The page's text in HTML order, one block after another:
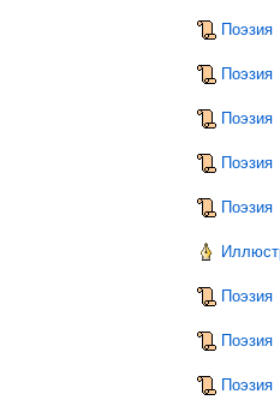
Поэзия
Поэзия
Поэзия
Поэзия
Поэзия
Поэзия
Поэзия
Поэзия